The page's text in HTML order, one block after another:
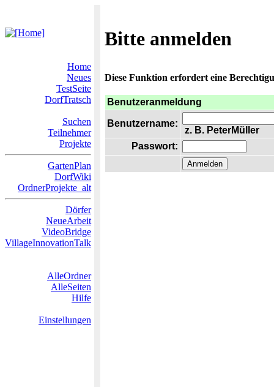
Bitte anmelden
Home
Neues
TestSeite
DorfTratsch
Suchen
Teilnehmer
Projekte
GartenPlan
DorfWiki
OrdnerProjekte_alt
Dörfer
NeueArbeit
VideoBridge
VillageInnovationTalk
AlleOrdner
AlleSeiten
Hilfe
Einstellungen
Diese Funktion erfordert eine
Benutzeranmeldung
Benutzername:
z. B. PeterMüller
Passwort: